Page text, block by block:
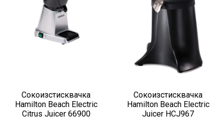
Сокоизстисквачка
Hamilton Beach Electric
Citrus Juicer 66900
Сокоизстисквачка
Hamilton Beach Electric
Juicer HCJ967